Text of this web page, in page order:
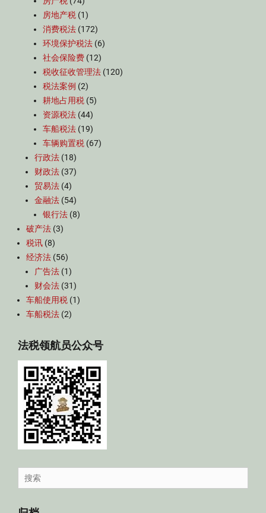
房地产税 (1)
消费税法 (172)
环境保护税法 (6)
社会保险费 (12)
税收征收管理法 (120)
税法案例 (2)
耕地占用税 (5)
资源税法 (44)
车船税法 (19)
车辆购置税 (67)
行政法 (18)
财政法 (37)
贸易法 (4)
金融法 (54)
银行法 (8)
破产法 (3)
税讯 (8)
经济法 (56)
广告法 (1)
财会法 (31)
车船使用税 (1)
车船税法 (2)
法税领航员公众号
Search
for: